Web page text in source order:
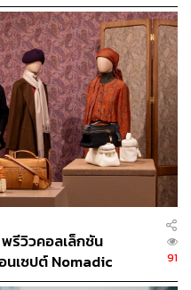
Brunhoff นำผลงานสเกต
ดูพร้อมเกลี้ยกล่อมให้เขา
เขา แน่นอนว่า Dior รับเขา
ช่วงแรกๆ Yves มีหน้าที่
ย่างไรก็ตามเขาไม่เคย
พิจารณางานของเขา
จักในฐานะดีไซเนอร์ดาว
นชื่อตัวเองเหลือแค่ Saint
เรื่องช็อกก็เกิดขึ้นเมื่อ
ปีเท่านั้น ทำให้ Yves วัย
อร์แทนเขาทันที
ประสบความสำเร็จ
สถานการณ์ด้านการเงิน
พรีวิวคอลเล็กชัน
เซปต์ Nomadic
91